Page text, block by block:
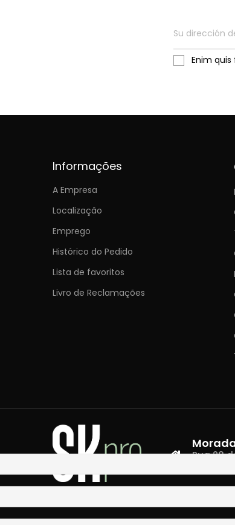
Enim
Informações
A Empresa
Localização
Emprego
Histórico do Pedido
Lista de favoritos
Livro de Reclamações
Rua 28